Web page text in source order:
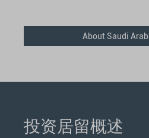
About Saudi
投资居留概述